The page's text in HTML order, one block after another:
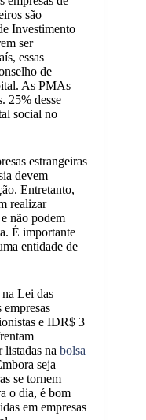
são
Investimento
ser
essas
de
As PMAs
25% desse
social no
estrangeiras
devem
Entretanto,
realizar
não podem
É importante
entidade de
Lei das
e IDR$ 3
listadas na bolsa
seja
se tornem
o dia, é bom
em empresas